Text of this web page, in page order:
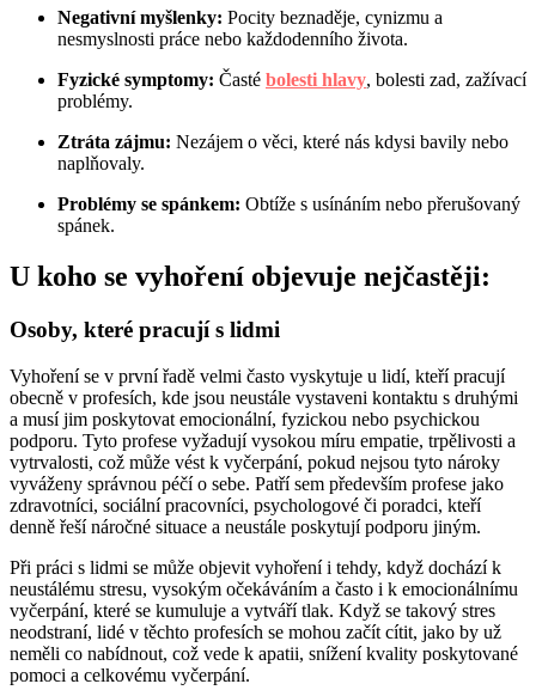
Negativní myšlenky: Pocity beznaděje, cynizmu a
nesmyslnosti práce nebo každodenního života.
Fyzické symptomy: Časté bolesti hlavy, bolesti zad, zažívací
problémy.
Ztráta zájmu: Nezájem o věci, které nás kdysi bavily nebo
naplňovaly.
Problémy se spánkem: Obtíže s usínáním nebo přerušovaný
spánek.
U koho se vyhoření objevuje nejčastěji:
Osoby, které pracují s lidmi
Vyhoření se v první řadě velmi často vyskytuje u lidí, kteří pracují
obecně v profesích, kde jsou neustále vystaveni kontaktu s druhými
a musí jim poskytovat emocionální, fyzickou nebo psychickou
podporu. Tyto profese vyžadují vysokou míru empatie, trpělivosti a
vytrvalosti, což může vést k vyčerpání, pokud nejsou tyto nároky
vyváženy správnou péčí o sebe. Patří sem především profese jako
zdravotníci, sociální pracovníci, psychologové či poradci, kteří
denně řeší náročné situace a neustále poskytují podporu jiným.
Při práci s lidmi se může objevit vyhoření i tehdy, když dochází k
neustálému stresu, vysokým očekáváním a často i k emocionálnímu
vyčerpání, které se kumuluje a vytváří tlak. Když se takový stres
neodstraní, lidé v těchto profesích se mohou začít cítit, jako by už
neměli co nabídnout, což vede k apatii, snížení kvality poskytované
pomoci a celkovému vyčerpání.